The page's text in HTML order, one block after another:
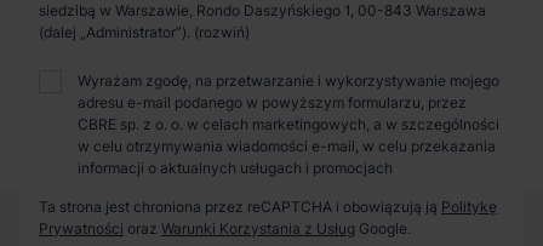
Zaprosimy Cię na spotkanie, omówimy szczegóły i
pokażemy inwestycje.
Zamknij
siedzibą w Warszawie, Rondo Daszyńskiego 1, 00-843 Warszawa
(dalej „Administrator”).
Wyrażam zgodę, na przetwarzanie i wykorzystywanie mojego
adresu e-mail podanego w powyższym formularzu, przez
CBRE sp. z o. o. w celach marketingowych, a w szczególności
w celu otrzymywania wiadomości e-mail, w celu przekazania
informacji o aktualnych usługach i promocjach
Ta strona jest chroniona przez reCAPTCHA i obowiązują ją Politykę
Prywatności oraz Warunki Korzystania z Usług Google.